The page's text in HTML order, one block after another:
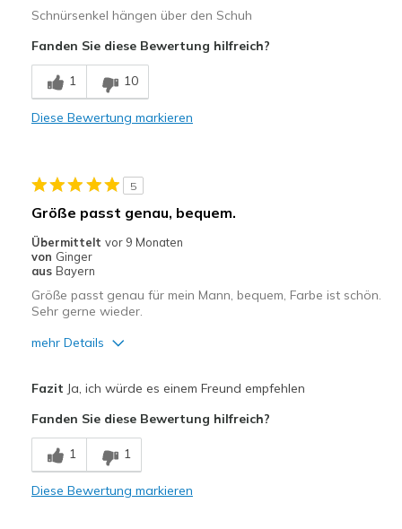
Breite
Passen genau
Meine Meinung zu Schuhen
Ich liebe Schuhe
Schnürsenkel hängen über den Schuh
Fanden Sie diese Bewertung hilfreich?
1 10
Diese Bewertung markieren
5
Größe passt genau, bequem.
Übermittelt vor 9 Monaten
von Ginger
aus Bayern
Größe passt genau für mein Mann, bequem, Farbe ist schön.
Sehr gerne wieder.
mehr Details
Geeignete Verwendung
Urlaub
Fazit Ja, ich würde es einem Freund empfehlen
Fanden Sie diese Bewertung hilfreich?
1 1
Diese Bewertung markieren